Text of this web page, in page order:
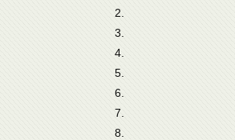
2.
3.
4.
5.
6.
7.
8.